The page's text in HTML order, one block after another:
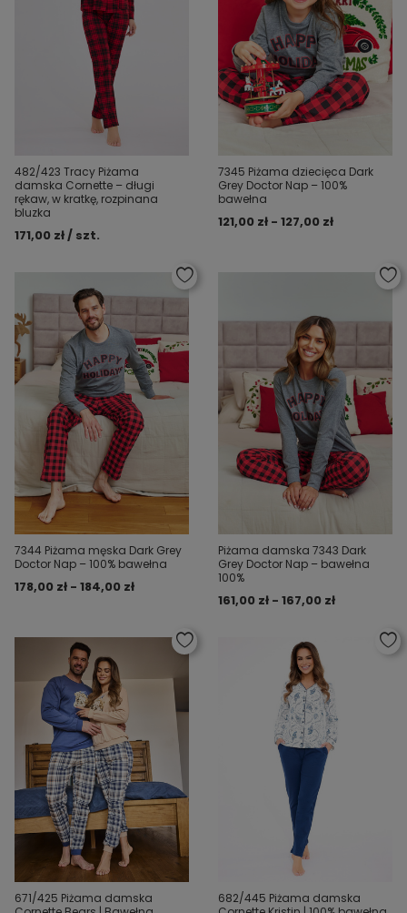
482/423 Tracy Piżama
damska Cornette – długi
rękaw, w kratkę, rozpinana
bluzka
171,00 zł / szt.
7345 Piżama dziecięca Dark
Grey Doctor Nap – 100%
bawełna
121,00 zł - 127,00 zł
7344 Piżama męska Dark Grey
Doctor Nap – 100% bawełna
178,00 zł - 184,00 zł
Piżama damska 7343 Dark
Grey Doctor Nap – bawełna
100%
161,00 zł - 167,00 zł
671/425 Piżama damska
682/445 Piżama damska